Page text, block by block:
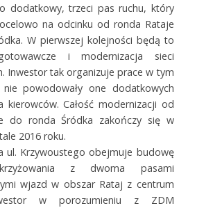
dodatkowy, trzeci pas ruchu, który
na odcinku od ronda Rataje
W pierwszej kolejności będą to
i modernizacja sieci
Inwestor tak organizuje prace w tym
powodowały one dodatkowych
kierowców. Całość modernizacji od
do ronda Śródka zakończy się w
2016 roku.
ul. Krzywoustego obejmuje budowę
z dwoma pasami
wjazd w obszar Rataj z centrum
w porozumieniu z ZDM